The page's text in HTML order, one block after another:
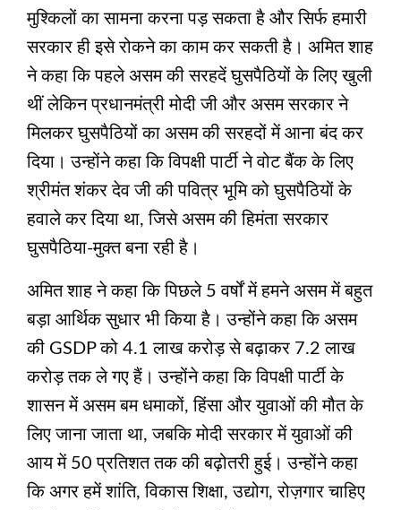
मुश्किलों का सामना करना पड़ सकता है और सिर्फ हमारी
सरकार ही इसे रोकने का काम कर सकती है। अमित शाह
ने कहा कि पहले असम की सरहदें घुसपैठियों के लिए खुली
थीं लेकिन प्रधानमंत्री मोदी जी और असम सरकार ने
मिलकर घुसपैठियों का असम की सरहदों में आना बंद कर
दिया। उन्होंने कहा कि विपक्षी पार्टी ने वोट बैंक के लिए
श्रीमंत शंकर देव जी की पवित्र भूमि को घुसपैठियों के
हवाले कर दिया था, जिसे असम की हिमंता सरकार
घुसपैठिया-मुक्त बना रही है।
अमित शाह ने कहा कि पिछले 5 वर्षों में हमने असम में बहुत
बड़ा आर्थिक सुधार भी किया है। उन्होंने कहा कि असम
की GSDP को 4.1 लाख करोड़ से बढ़ाकर 7.2 लाख
करोड़ तक ले गए हैं। उन्होंने कहा कि विपक्षी पार्टी के
शासन में असम बम धमाकों, हिंसा और युवाओं की मौत के
लिए जाना जाता था, जबकि मोदी सरकार में युवाओं की
आय में 50 प्रतिशत तक की बढ़ोतरी हुई। उन्होंने कहा
कि अगर हमें शांति, विकास शिक्षा, उद्योग, रोज़गार चाहिए